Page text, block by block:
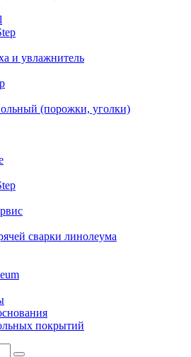
и увлажнитель
(порожки, уголки)
сварки линолеума
покрытий